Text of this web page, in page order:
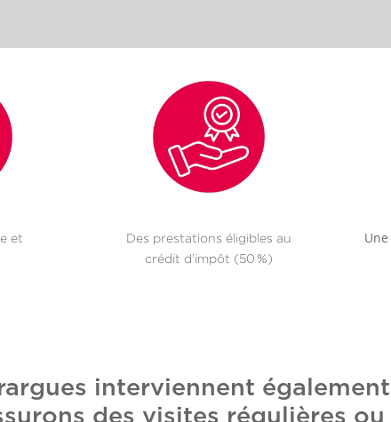
et
Des prestations éligibles au
crédit d’impôt (50 %)
interviennent
des visites régulières